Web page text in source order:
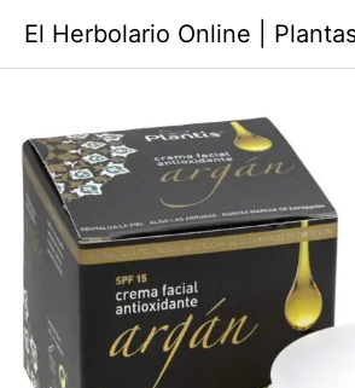
contenido
El Herbolario Online |